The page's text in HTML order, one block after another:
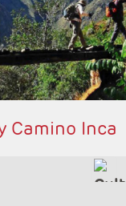
y 1almuerzo
Camino Inca